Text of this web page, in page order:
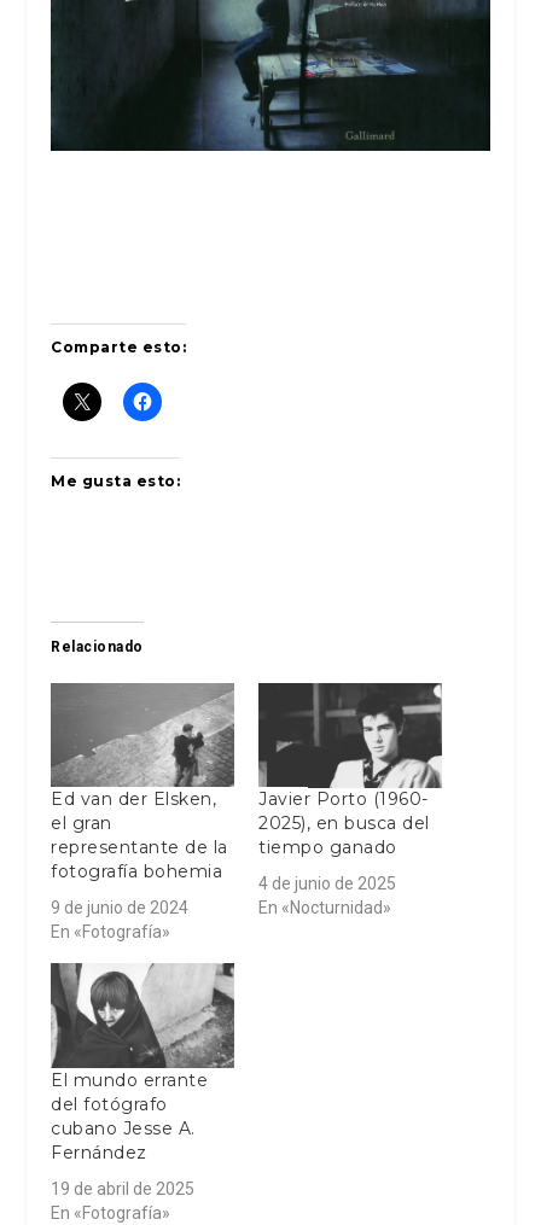
Comparte esto:
Me gusta esto:
Relacionado
Ed van der Elsken,
el gran
representante de la
fotografía bohemia
9 de junio de 2024
En «Fotografía»
Javier Porto (1960-
2025), en busca del
tiempo ganado
4 de junio de 2025
En «Nocturnidad»
El mundo errante
del fotógrafo
cubano Jesse A.
Fernández
19 de abril de 2025
En «Fotografía»